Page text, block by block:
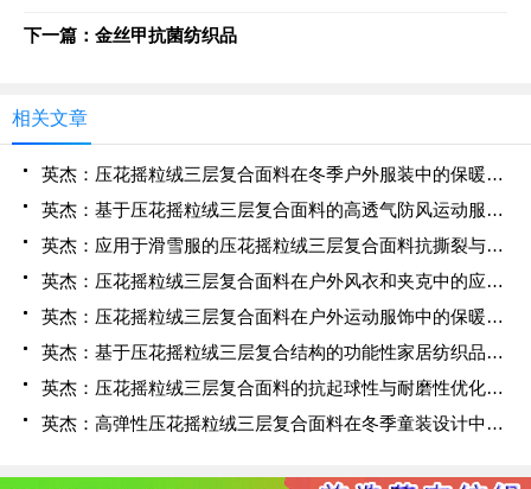
下一篇：金丝甲抗菌纺织品
相关文章
英杰：压花摇粒绒三层复合面料在冬季户外服装中的保暖性能优化研究
英杰：基于压花摇粒绒三层复合面料的高透气防风运动服饰开发
英杰：应用于滑雪服的压花摇粒绒三层复合面料抗撕裂与耐磨性提升技术
英杰：压花摇粒绒三层复合面料在户外风衣和夹克中的应用与性能
英杰：压花摇粒绒三层复合面料在户外运动服饰中的保暖与透气性能研究
英杰：基于压花摇粒绒三层复合结构的功能性家居纺织品开发与应用
英杰：压花摇粒绒三层复合面料的抗起球性与耐磨性优化技术分析
英杰：高弹性压花摇粒绒三层复合面料在冬季童装设计中的应用实践